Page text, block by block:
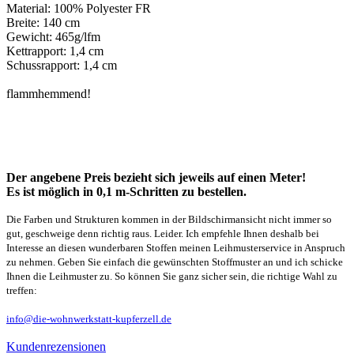
Material: 100% Polyester FR
Breite: 140 cm
Gewicht: 465g/lfm
Kettrapport: 1,4 cm
Schussrapport: 1,4 cm
flammhemmend!
Der angebene Preis bezieht sich jeweils auf einen Meter!
Es ist möglich in 0,1 m-Schritten zu bestellen.
Die Farben und Strukturen kommen in der Bildschirmansicht nicht immer so
gut, geschweige denn richtig raus. Leider. Ich empfehle Ihnen deshalb bei
Interesse an diesen wunderbaren Stoffen meinen Leihmusterservice in Anspruch
zu nehmen. Geben Sie einfach die gewünschten Stoffmuster an und ich schicke
Ihnen die Leihmuster zu. So können Sie ganz sicher sein, die richtige Wahl zu
treffen:
info@die-wohnwerkstatt-kupferzell.de
Kundenrezensionen